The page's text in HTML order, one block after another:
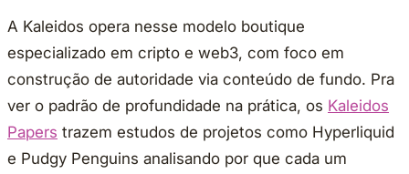
A Kaleidos opera nesse modelo boutique
especializado em cripto e web3, com foco em
construção de autoridade via conteúdo de fundo. Pra
ver o padrão de profundidade na prática, os Kaleidos
Papers trazem estudos de projetos como Hyperliquid
e Pudgy Penguins analisando por que cada um